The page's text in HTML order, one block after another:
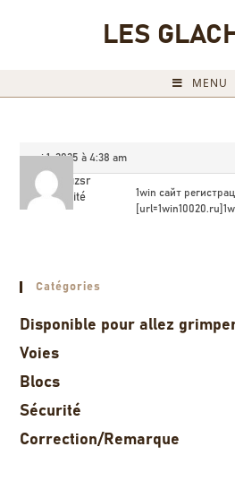
LES
MENU
mai 1, 2025 à 4:38 am
1win_uzsr
Invité
1win сайт
Catégories
Disponible pour allez
Voies
Blocs
Sécurité
Correction/Remarque